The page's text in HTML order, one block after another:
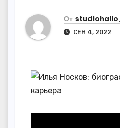
От studiohallo_
СЕН 4, 2022